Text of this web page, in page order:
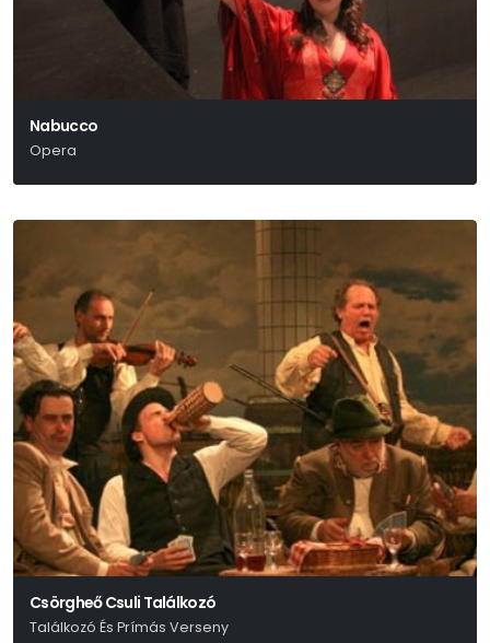
Nabucco
Opera
Csörgheő Csuli Találkozó
Találkozó És Prímás Verseny